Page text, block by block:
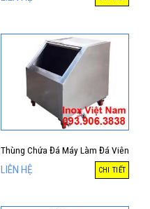
Thùng Chứa Đá Máy Làm Đá Viên
LIÊN HỆ CHI TIẾT